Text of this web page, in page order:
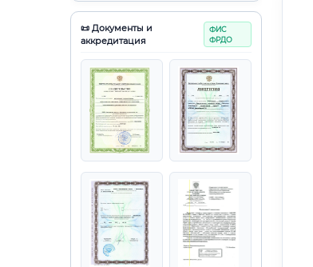
📜 Документы и
аккредитация
ФИС
ФРДО